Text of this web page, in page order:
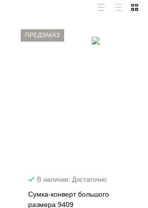
ПРЕДЗАКАЗ
В наличии: Достаточно
Сумка-конверт большого
размера 9409